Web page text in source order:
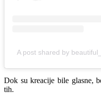
A post shared by
Dok su kreacije bile glasne,
tih.